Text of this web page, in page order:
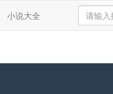
小说大全